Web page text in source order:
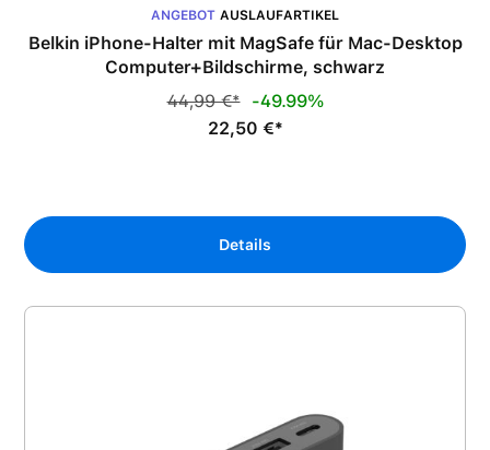
ANGEBOT AUSLAUFARTIKEL
Belkin iPhone-Halter mit MagSafe für Mac-Desktop
Computer+Bildschirme, schwarz
44,99 €*
-49.99%
22,50 €*
Details